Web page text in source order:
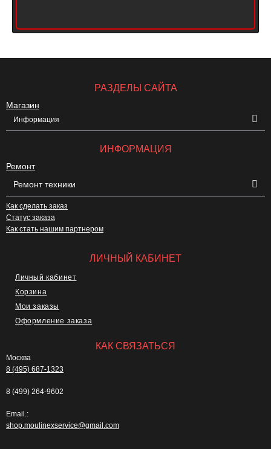
РАЗДЕЛЫ САЙТА
Магазин
Информация
ИНФОРМАЦИЯ
Ремонт
Ремонт техники
Как сделать заказ
Статус заказа
Как стать нашим партнером
ЛИЧНЫЙ КАБИНЕТ
Личный кабинет
Корзина
Мои заказы
Оформление заказа
КАК СВЯЗАТЬСЯ
Москва
8 (495) 687-1323
8 (499) 264-9602
Email.:
shop.moulinexservice@gmail.com